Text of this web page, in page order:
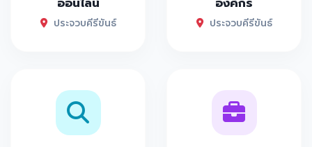
ประจวบคีรีขันธ์ ประจวบคีรีขันธ์